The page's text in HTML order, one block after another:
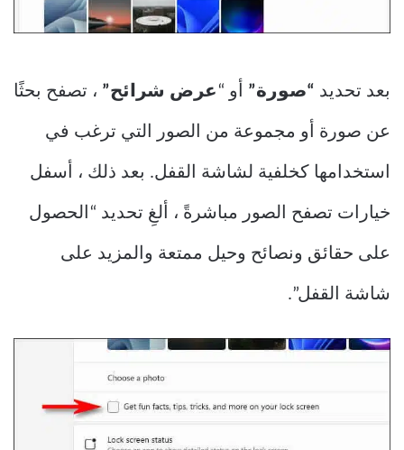
بعد تحديد “صورة” أو “ عرض شرائح” ، تصفح بحثًا
عن صورة أو مجموعة من الصور التي ترغب في
استخدامها كخلفية لشاشة القفل. بعد ذلك ، أسفل
خيارات تصفح الصور مباشرةً ، ألغِ تحديد “الحصول
على حقائق ونصائح وحيل ممتعة والمزيد على
شاشة القفل”.